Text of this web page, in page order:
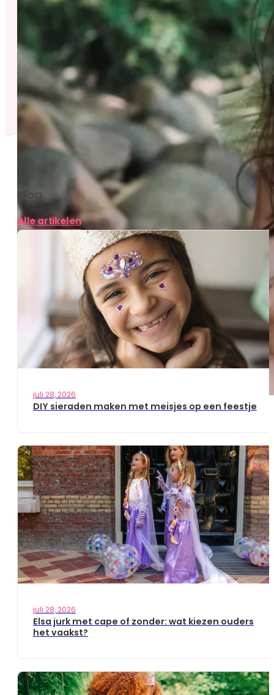
Blog
Alle artikelen
juli 28, 2026
DIY sieraden maken met meisjes op een feestje
juli 28, 2026
Elsa jurk met cape of zonder: wat kiezen ouders
het vaakst?